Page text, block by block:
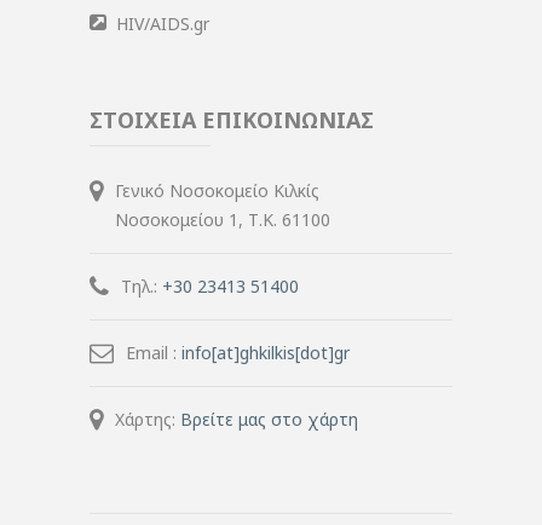
HIV/AIDS.gr
ΣΤΟΙΧΕΙΑ ΕΠΙΚΟΙΝΩΝΙΑΣ
Γενικό Νοσοκομείο Κιλκίς
Νοσοκομείου 1, Τ.Κ. 61100
Τηλ.: +30 23413 51400
Email : info[at]ghkilkis[dot]gr
Χάρτης: Βρείτε μας στο χάρτη